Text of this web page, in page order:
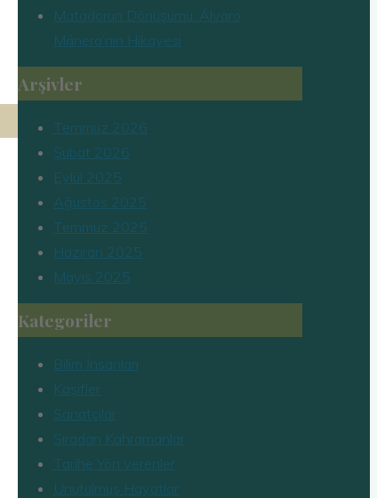
Matadorun Dönüşümü: Álvaro
Mánera’nın Hikayesi
Arşivler
Temmuz 2026
Şubat 2026
Eylül 2025
Ağustos 2025
Temmuz 2025
Haziran 2025
Mayıs 2025
Kategoriler
Bilim İnsanları
Kaşifler
Sanatçılar
Sıradan Kahramanlar
Tarihe Yön verenler
Unutulmuş Hayatlar